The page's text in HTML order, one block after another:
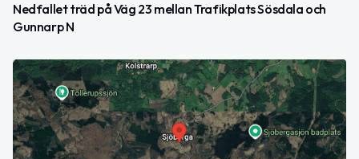
Nedfallet träd på Väg 23 mellan Trafikplats Sösdala och
Gunnarp N